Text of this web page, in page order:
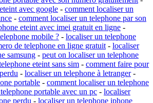
avec google - comment localiser un
- comment localiser un telephone par son
eteint avec imei gratuit en ligne -
mobile ? - localiser un telephone
de telephone en ligne gratuit - localiser
samsung - peut on localiser un telephone
eteint sans sim - comment faire pour
- localiser un telephone à letranger-
portable - comment localiser un telephone
portable avec un pc - localiser
perdu - localiser un telephone iphone